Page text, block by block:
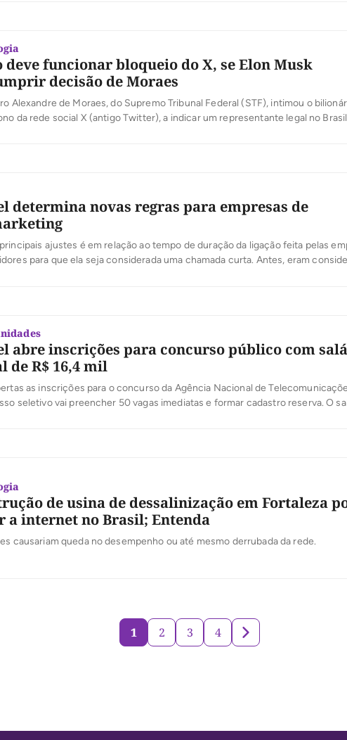
deve funcionar bloqueio do X, se Elon Musk
decisão de Moraes
Alexandre de Moraes, do Supremo Tribunal Federal (STF), intimou o
da rede social X (antigo Twitter), a indicar um representante legal no
determina novas regras para empresas de
ajustes é em relação ao tempo de duração da ligação feita pelas
para que ela seja considerada uma chamada curta. Antes, eram
abre inscrições para concurso público com
de R$ 16,4 mil
as inscrições para o concurso da Agência Nacional de
seletivo vai preencher 50 vagas imediatas e formar cadastro reserva. O
de usina de dessalinização em Fortaleza
a internet no Brasil; Entenda
causariam queda no desempenho ou até mesmo derrubada da rede.
1 2 3 4